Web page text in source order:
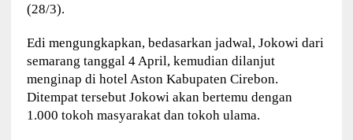
(28/3).
Edi mengungkapkan, bedasarkan jadwal, Jokowi dari
semarang tanggal 4 April, kemudian dilanjut
menginap di hotel Aston Kabupaten Cirebon.
Ditempat tersebut Jokowi akan bertemu dengan
1.000 tokoh masyarakat dan tokoh ulama.